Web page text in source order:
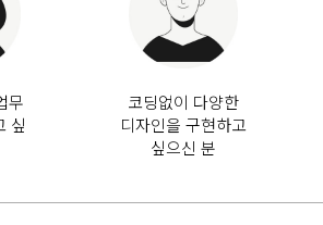
무
싶
코딩없이 다양한
디자인을 구현하고
싶으신 분